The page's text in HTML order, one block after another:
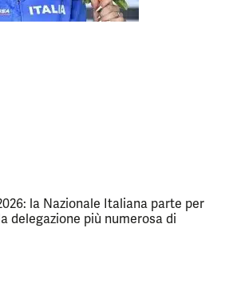
la Nazionale Italiana parte per
delegazione più numerosa di